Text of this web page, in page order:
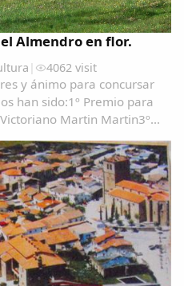
Almendro en flor.
| 4062 visit
y ánimo para concursar
han sido:1º Premio para
PREMIO....